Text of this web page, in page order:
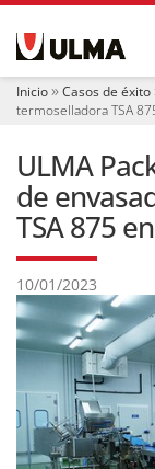
e Inicio Casos de éxito
termoselladora TSA
ULMA
de
TSA 875
10/01/2023